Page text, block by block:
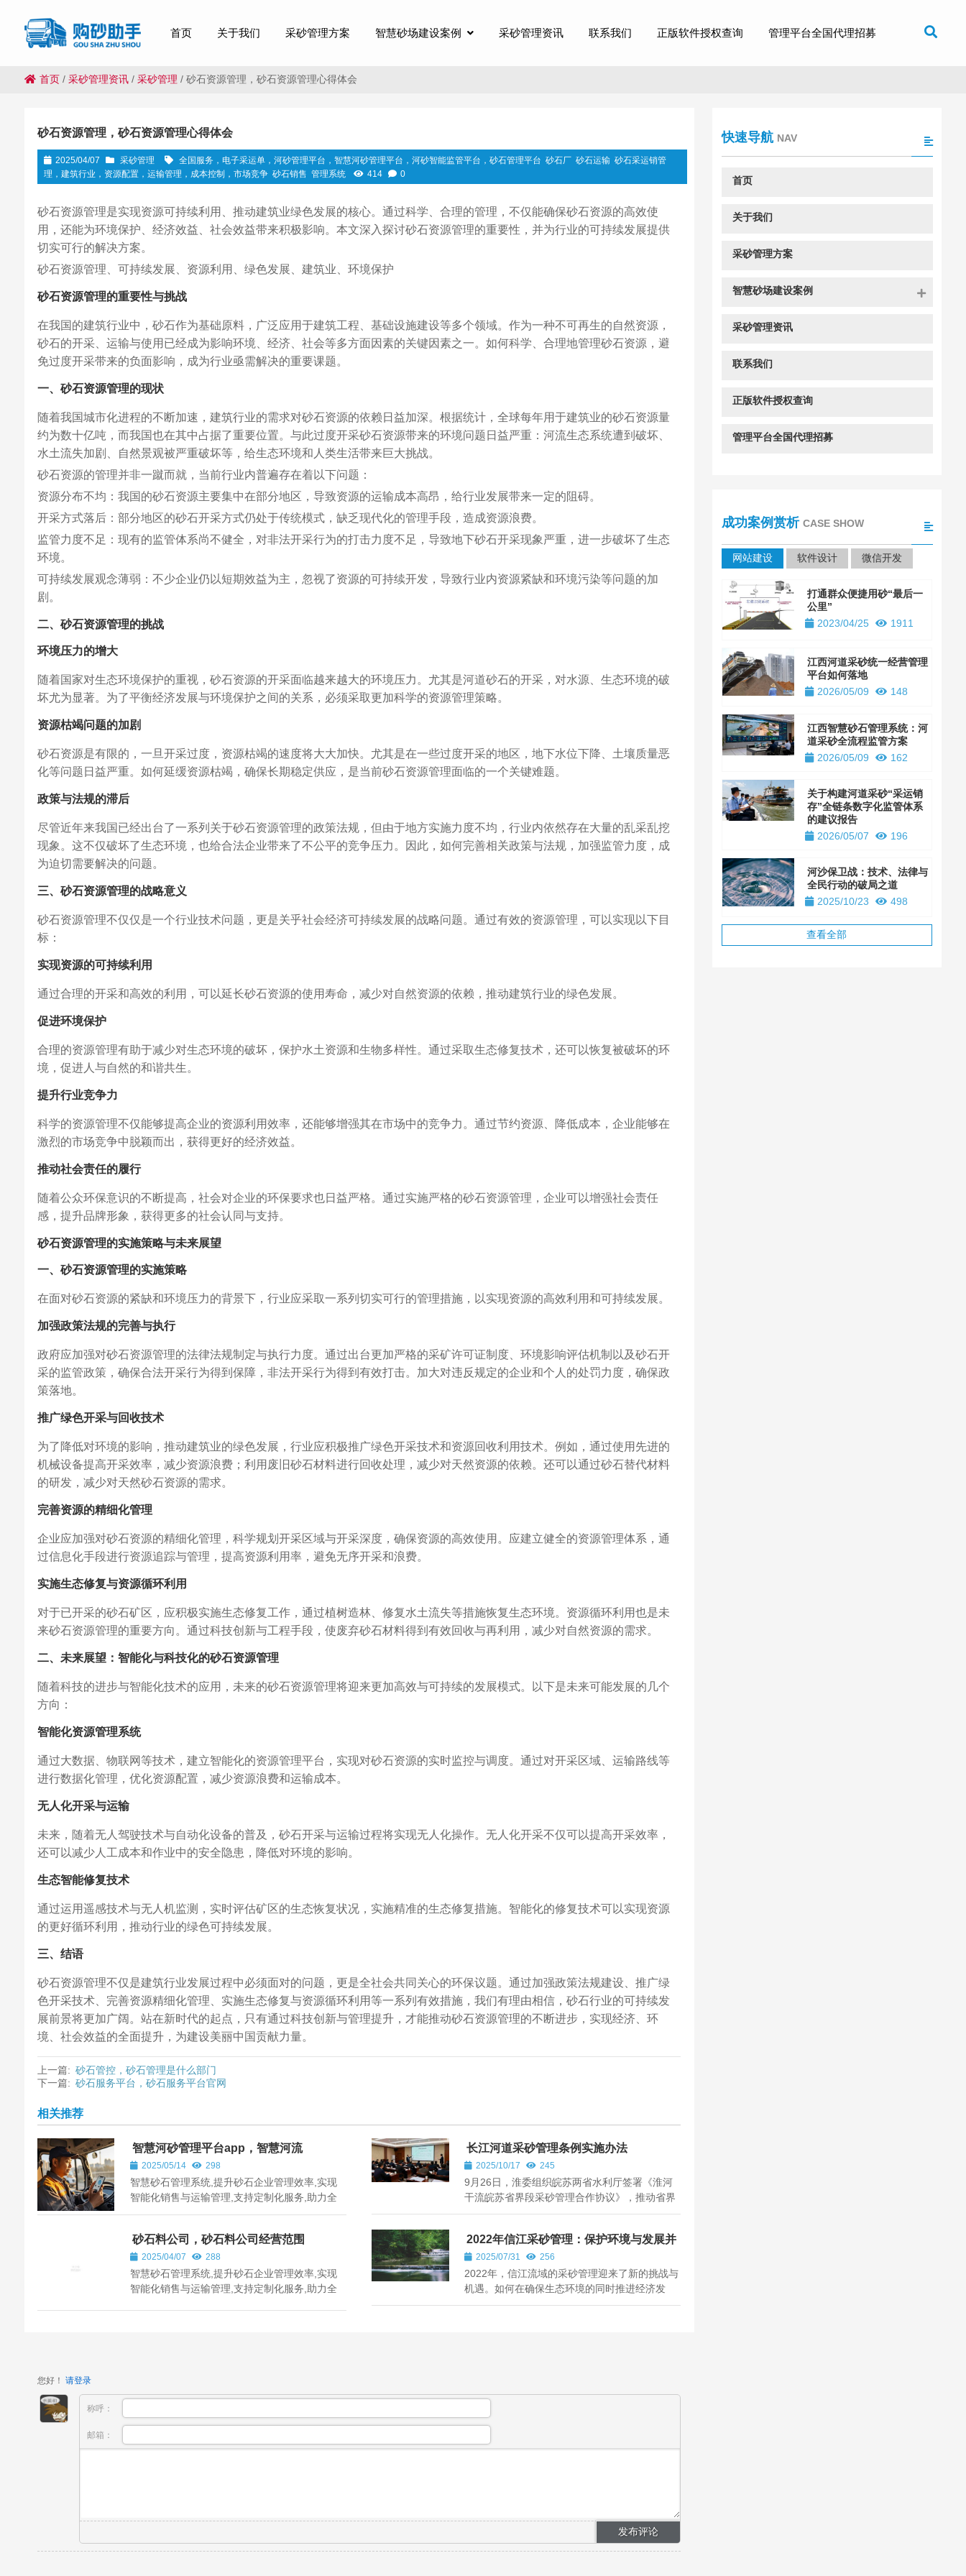
首页 关于我们 采砂管理方案 智慧砂场建设案例 采砂管理资讯 联系我们 正版软件授权查询 管理平台全国代理招募
首页/ 采砂管理资讯/ 采砂管理 / 砂石资源管理，砂石资源管理心得体会
砂石资源管理，砂石资源管理心得体会
2025/04/07 采砂管理 全国服务，电子采运单，河砂管理平台，智慧河砂管理平台，河砂智能监管平台，砂石管理平台 砂石厂 砂石运输 砂石采运销管
理，建筑行业，资源配置，运输管理，成本控制，市场竞争 砂石销售 管理系统 414 0
砂石资源管理是实现资源可持续利用、推动建筑业绿色发展的核心。通过科学、合理的管理，不仅能确保砂石资源的高效使
用，还能为环境保护、经济效益、社会效益带来积极影响。本文深入探讨砂石资源管理的重要性，并为行业的可持续发展提供
切实可行的解决方案。
砂石资源管理、可持续发展、资源利用、绿色发展、建筑业、环境保护
砂石资源管理的重要性与挑战
在我国的建筑行业中，砂石作为基础原料，广泛应用于建筑工程、基础设施建设等多个领域。作为一种不可再生的自然资源，
砂石的开采、运输与使用已经成为影响环境、经济、社会等多方面因素的关键因素之一。如何科学、合理地管理砂石资源，避
免过度开采带来的负面影响，成为行业亟需解决的重要课题。
一、砂石资源管理的现状
随着我国城市化进程的不断加速，建筑行业的需求对砂石资源的依赖日益加深。根据统计，全球每年用于建筑业的砂石资源量
约为数十亿吨，而我国也在其中占据了重要位置。与此过度开采砂石资源带来的环境问题日益严重：河流生态系统遭到破坏、
水土流失加剧、自然景观被严重破坏等，给生态环境和人类生活带来巨大挑战。
砂石资源的管理并非一蹴而就，当前行业内普遍存在着以下问题：
资源分布不均：我国的砂石资源主要集中在部分地区，导致资源的运输成本高昂，给行业发展带来一定的阻碍。
开采方式落后：部分地区的砂石开采方式仍处于传统模式，缺乏现代化的管理手段，造成资源浪费。
监管力度不足：现有的监管体系尚不健全，对非法开采行为的打击力度不足，导致地下砂石开采现象严重，进一步破坏了生态
环境。
可持续发展观念薄弱：不少企业仍以短期效益为主，忽视了资源的可持续开发，导致行业内资源紧缺和环境污染等问题的加
剧。
二、砂石资源管理的挑战
环境压力的增大
随着国家对生态环境保护的重视，砂石资源的开采面临越来越大的环境压力。尤其是河道砂石的开采，对水源、生态环境的破
坏尤为显著。为了平衡经济发展与环境保护之间的关系，必须采取更加科学的资源管理策略。
资源枯竭问题的加剧
砂石资源是有限的，一旦开采过度，资源枯竭的速度将大大加快。尤其是在一些过度开采的地区，地下水位下降、土壤质量恶
化等问题日益严重。如何延缓资源枯竭，确保长期稳定供应，是当前砂石资源管理面临的一个关键难题。
政策与法规的滞后
尽管近年来我国已经出台了一系列关于砂石资源管理的政策法规，但由于地方实施力度不均，行业内依然存在大量的乱采乱挖
现象。这不仅破坏了生态环境，也给合法企业带来了不公平的竞争压力。因此，如何完善相关政策与法规，加强监管力度，成
为迫切需要解决的问题。
三、砂石资源管理的战略意义
砂石资源管理不仅仅是一个行业技术问题，更是关乎社会经济可持续发展的战略问题。通过有效的资源管理，可以实现以下目
标：
实现资源的可持续利用
通过合理的开采和高效的利用，可以延长砂石资源的使用寿命，减少对自然资源的依赖，推动建筑行业的绿色发展。
促进环境保护
合理的资源管理有助于减少对生态环境的破坏，保护水土资源和生物多样性。通过采取生态修复技术，还可以恢复被破坏的环
境，促进人与自然的和谐共生。
提升行业竞争力
科学的资源管理不仅能够提高企业的资源利用效率，还能够增强其在市场中的竞争力。通过节约资源、降低成本，企业能够在
激烈的市场竞争中脱颖而出，获得更好的经济效益。
推动社会责任的履行
随着公众环保意识的不断提高，社会对企业的环保要求也日益严格。通过实施严格的砂石资源管理，企业可以增强社会责任
感，提升品牌形象，获得更多的社会认同与支持。
砂石资源管理的实施策略与未来展望
一、砂石资源管理的实施策略
在面对砂石资源的紧缺和环境压力的背景下，行业应采取一系列切实可行的管理措施，以实现资源的高效利用和可持续发展。
加强政策法规的完善与执行
政府应加强对砂石资源管理的法律法规制定与执行力度。通过出台更加严格的采矿许可证制度、环境影响评估机制以及砂石开
采的监管政策，确保合法开采行为得到保障，非法开采行为得到有效打击。加大对违反规定的企业和个人的处罚力度，确保政
策落地。
推广绿色开采与回收技术
为了降低对环境的影响，推动建筑业的绿色发展，行业应积极推广绿色开采技术和资源回收利用技术。例如，通过使用先进的
机械设备提高开采效率，减少资源浪费；利用废旧砂石材料进行回收处理，减少对天然资源的依赖。还可以通过砂石替代材料
的研发，减少对天然砂石资源的需求。
完善资源的精细化管理
企业应加强对砂石资源的精细化管理，科学规划开采区域与开采深度，确保资源的高效使用。应建立健全的资源管理体系，通
过信息化手段进行资源追踪与管理，提高资源利用率，避免无序开采和浪费。
实施生态修复与资源循环利用
对于已开采的砂石矿区，应积极实施生态修复工作，通过植树造林、修复水土流失等措施恢复生态环境。资源循环利用也是未
来砂石资源管理的重要方向。通过科技创新与工程手段，使废弃砂石材料得到有效回收与再利用，减少对自然资源的需求。
二、未来展望：智能化与科技化的砂石资源管理
随着科技的进步与智能化技术的应用，未来的砂石资源管理将迎来更加高效与可持续的发展模式。以下是未来可能发展的几个
方向：
智能化资源管理系统
通过大数据、物联网等技术，建立智能化的资源管理平台，实现对砂石资源的实时监控与调度。通过对开采区域、运输路线等
进行数据化管理，优化资源配置，减少资源浪费和运输成本。
无人化开采与运输
未来，随着无人驾驶技术与自动化设备的普及，砂石开采与运输过程将实现无人化操作。无人化开采不仅可以提高开采效率，
还可以减少人工成本和作业中的安全隐患，降低对环境的影响。
生态智能修复技术
通过运用遥感技术与无人机监测，实时评估矿区的生态恢复状况，实施精准的生态修复措施。智能化的修复技术可以实现资源
的更好循环利用，推动行业的绿色可持续发展。
三、结语
砂石资源管理不仅是建筑行业发展过程中必须面对的问题，更是全社会共同关心的环保议题。通过加强政策法规建设、推广绿
色开采技术、完善资源精细化管理、实施生态修复与资源循环利用等一系列有效措施，我们有理由相信，砂石行业的可持续发
展前景将更加广阔。站在新时代的起点，只有通过科技创新与管理提升，才能推动砂石资源管理的不断进步，实现经济、环
境、社会效益的全面提升，为建设美丽中国贡献力量。
上一篇: 砂石管控，砂石管理是什么部门
下一篇: 砂石服务平台，砂石服务平台官网
相关推荐
智慧河砂管理平台app，智慧河流
2025/05/14 298
智慧砂石管理系统,提升砂石企业管理效率,实现
智能化销售与运输管理,支持定制化服务,助力全
国各地砂石行业发展。
长江河道采砂管理条例实施办法
2025/10/17 245
9月26日，淮委组织皖苏两省水利厅签署《淮河
干流皖苏省界段采砂管理合作协议》，推动省界
段采砂联防联控机制由市县级提档升级至省级层
砂石料公司，砂石料公司经营范围
2025/04/07 288
智慧砂石管理系统,提升砂石企业管理效率,实现
智能化销售与运输管理,支持定制化服务,助力全
2022年信江采砂管理：保护环境与发展并
行的智慧之路
2025/07/31 256
2022年，信江流域的采砂管理迎来了新的挑战与
机遇。如何在确保生态环境的同时推进经济发
展？这篇软文将带您深入了解信江采砂管理的现
您好！ 请登录
称呼：
邮箱：
快速导航 NAV
首页
关于我们
采砂管理方案
智慧砂场建设案例
采砂管理资讯
联系我们
正版软件授权查询
管理平台全国代理招募
成功案例赏析 CASE SHOW
网站建设 软件设计 微信开发
打通群众便捷用砂“最后一
公里”
2023/04/25
1911
江西河道采砂统一经营管理
平台如何落地
2026/05/09
148
江西智慧砂石管理系统：河
道采砂全流程监管方案
2026/05/09
162
关于构建河道采砂“采运销
存”全链条数字化监管体系
的建议报告
2026/05/07
196
河沙保卫战：技术、法律与
全民行动的破局之道
2025/10/23
498
查看全部